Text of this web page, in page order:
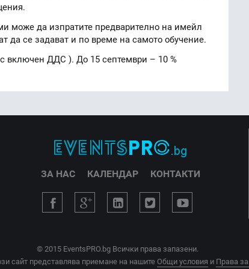
може да изпратите предварително на имейл
да се задават и по време на самото обучение.
включен ДДС ). До 15 септември – 10 %
ЗА НАС КАЛЕНДАР КОНТАКТИ
© 2015 EventsPRO.bg Всички права запазени.
сайт представлява приемане на нашитеОбщи условия и Права